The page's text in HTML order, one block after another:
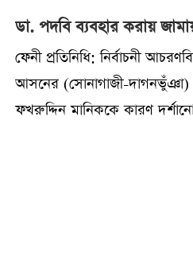
ডা. পদবি ব্যবহার করায়
ফেনী প্রতিনিধি: নির্বাচনী
আসনের (সোনাগাজী-দাগনভুঁঞা)
ফখরুদ্দিন মানিককে কারণ